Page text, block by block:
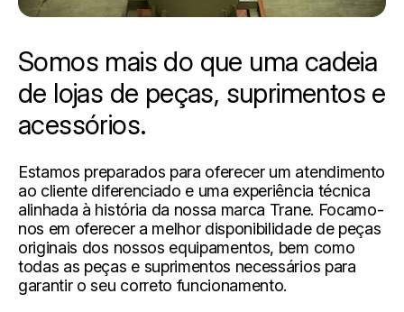
Somos mais do que uma cadeia
de lojas de peças, suprimentos e
acessórios.
Estamos preparados para oferecer um atendimento
ao cliente diferenciado e uma experiência técnica
alinhada à história da nossa marca Trane. Focamo-
nos em oferecer a melhor disponibilidade de peças
originais dos nossos equipamentos, bem como
todas as peças e suprimentos necessários para
garantir o seu correto funcionamento.